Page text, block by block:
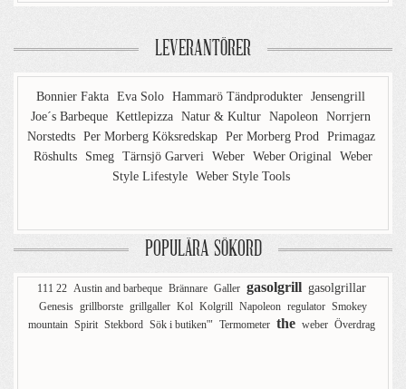
LEVERANTÖRER
Bonnier Fakta Eva Solo Hammarö Tändprodukter Jensengrill
Joe´s Barbeque Kettlepizza Natur & Kultur Napoleon Norrjern
Norstedts Per Morberg Köksredskap Per Morberg Prod Primagaz
Röshults
Smeg Tärnsjö Garveri Weber Weber Original Weber
Style Lifestyle Weber Style Tools
POPULÄRA SÖKORD
111 22 Austin and barbeque Brännare Galler gasolgrill gasolgrillar
Genesis grillborste grillgaller Kol Kolgrill Napoleon regulator Smokey
mountain Spirit Stekbord Sök i butiken'" Termometer the weber Överdrag